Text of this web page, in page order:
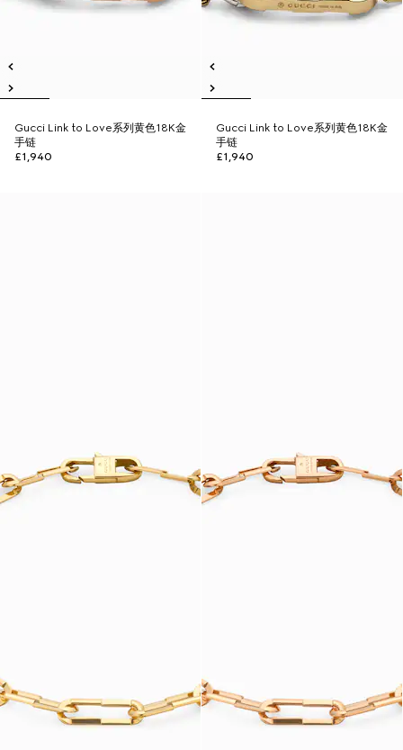
Gucci Link to Love系列黄色18K金
手链
£1,940
Gucci Link to Love系列黄色18K金
手链
£1,940